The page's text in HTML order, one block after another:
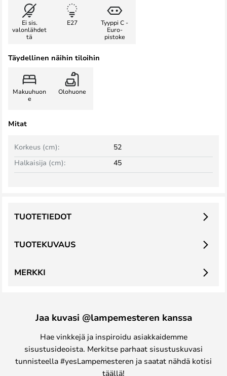
Ei sis.
valonlähdet
tä
E27
Tyyppi C -
Euro-
pistoke
Täydellinen näihin tiloihin
Makuuhuon
e
Olohuone
Mitat
Korkeus (cm):
52
Halkaisija (cm):
45
TUOTEKUVAUS
TUOTETIEDOT
MERKKI
Jaa kuvasi @lampemesteren kanssa
Hae vinkkejä ja inspiroidu asiakkaidemme
sisustusideoista. Merkitse parhaat sisustuskuvasi
tunnisteella #yesLampemesteren ja saatat nähdä kotisi
täällä!